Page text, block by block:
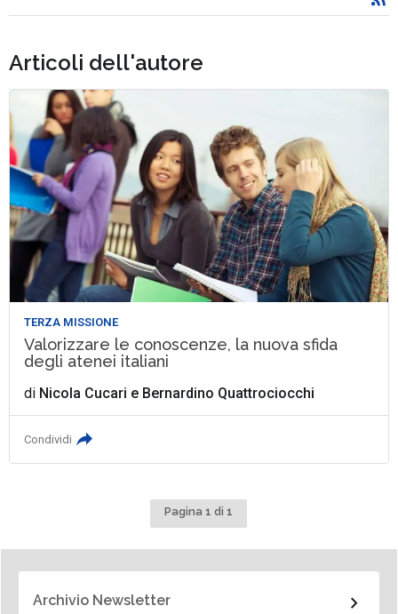
Articoli dell'autore
TERZA MISSIONE
Valorizzare le conoscenze, la nuova sfida
degli atenei italiani
di Nicola Cucari e Bernardino Quattrociocchi
Condividi
Pagina 1 di 1
Archivio Newsletter